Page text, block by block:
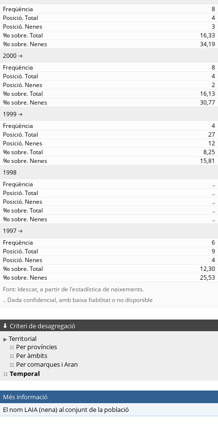
8
4
3
16,33
34,19
2000
8
4
2
16,13
30,77
1999
4
27
12
8,25
15,81
1998
..
..
..
..
..
1997
6
9
4
12,30
25,53
Font: Idescat, a partir de l'estadística de naixements.
.. Dada confidencial, amb baixa fiabilitat o no disponible
Criteri de desagregació
Territorial
Per províncies
Per àmbits
Per comarques i Aran
Temporal
Més informació
El nom LAIA (nena) al conjunt de la població